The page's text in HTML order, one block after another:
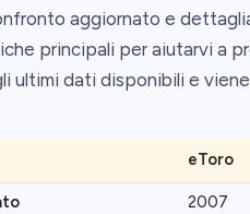
aggiornato e
principali per aiutarvi a
ultimi dati disponibili e
eToro
2007